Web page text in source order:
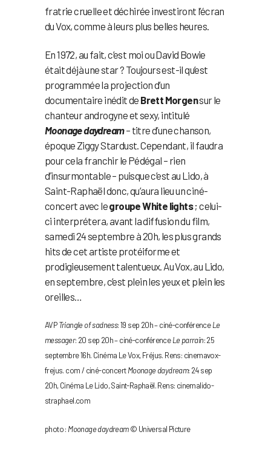
fratrie cruelle et déchirée investiront l’écran
du Vox, comme à leurs plus belles heures.
En 1972, au fait, c’est moi ou David Bowie
était déjà une star ? Toujours est-il qu’est
programmée la projection d’un
documentaire inédit de Brett Morgensur le
chanteur androgyne et sexy, intitulé
Moonage daydream– titre d’une chanson,
époque Ziggy Stardust. Cependant, il faudra
pour cela franchir le Pédégal – rien
d’insurmontable – puisque c’est au Lido, à
Saint-Raphaël donc, qu’aura lieu un ciné-
concert avec legroupe White lights; celui-
ci interprétera, avant la diffusion du film,
samedi 24 septembre à 20h, les plus grands
hits de cet artiste protéiforme et
prodigieusement talentueux. Au Vox, au Lido,
en septembre, c’est plein les yeux et plein les
oreilles…
AVPTriangle of sadness: 19 sep 20h – ciné-conférenceLe
messager: 20 sep 20h – ciné-conférenceLe parrain: 25
septembre 16h. Cinéma Le Vox, Fréjus. Rens: cinemavox-
frejus. com / ciné-concertMoonage daydream: 24 sep
20h, Cinéma Le Lido, Saint-Raphaël. Rens: cinemalido-
straphael.com
photo : Moonage daydream© Universal Picture